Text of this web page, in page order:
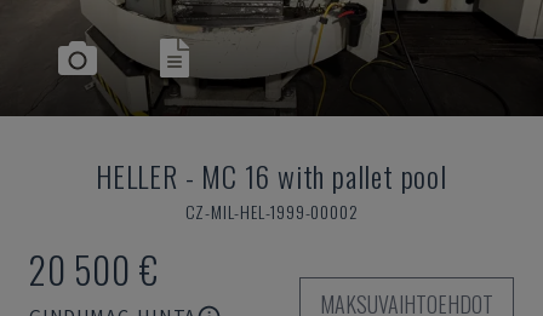
HELLER - MC 16 with pallet pool
CZ-MIL-HEL-1999-00002
20 500 €
MAKSUVAIHTOEHDOT